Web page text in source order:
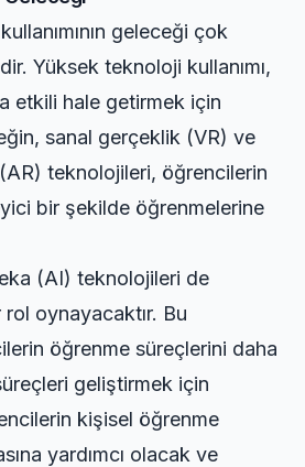
geleceği çok
Yüksek teknoloji kullanımı,
etkili hale getirmek için
sanal gerçeklik (VR) ve
(AR) teknolojileri, öğrencilerin
bir şekilde öğrenmelerine
(AI) teknolojileri de
oynayacaktır. Bu
öğrenme süreçlerini daha
geliştirmek için
kişisel öğrenme
yardımcı olacak ve